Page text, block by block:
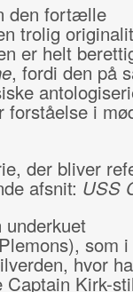
den fortælle
trolig
er helt
, fordi den på
i
der bliver
afsnit: USS
som
hvor
Kirk-